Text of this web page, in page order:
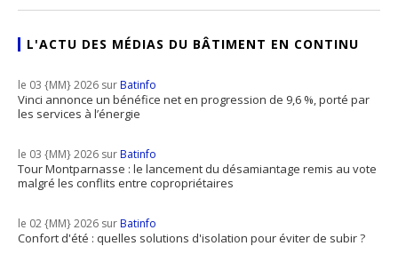
L'ACTU DES MÉDIAS DU BÂTIMENT EN CONTINU
le 03 {MM} 2026 surBatinfo
Vinci annonce un bénéfice net en progression de 9,6 %, porté par
les services à l’énergie
le 03 {MM} 2026 surBatinfo
Tour Montparnasse : le lancement du désamiantage remis au vote
malgré les conflits entre copropriétaires
le 02 {MM} 2026 surBatinfo
Confort d'été : quelles solutions d'isolation pour éviter de subir ?